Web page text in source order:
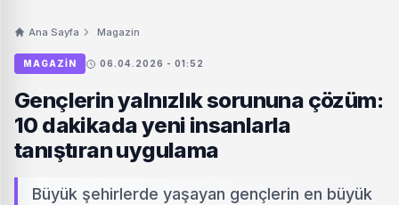
Ana Sayfa Magazin
MAGAZIN 06.04.2026 - 01:52
Gençlerin yalnızlık sorununa çözüm:
10 dakikada yeni insanlarla
tanıştıran uygulama
Büyük şehirlerde yaşayan gençlerin en büyük